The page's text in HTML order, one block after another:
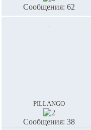
Сообщения: 62
pillango
Сообщения: 38